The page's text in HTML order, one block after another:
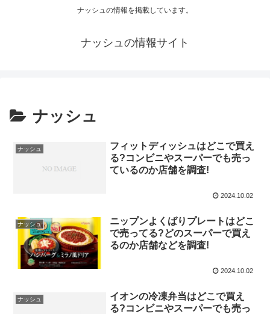
ナッシュの情報を掲載しています。
ナッシュの情報サイト
ナッシュ
ナッシュ
フィットディッシュはどこで買え
る?コンビニやスーパーでも売っ
ているのか店舗を調査!
2024.10.02
ナッシュ
ニップンよくばりプレートはどこ
で売ってる?どのスーパーで買え
るのか店舗などを調査!
2024.10.02
ナッシュ
イオンの冷凍弁当はどこで買え
る?コンビニやスーパーでも売っ